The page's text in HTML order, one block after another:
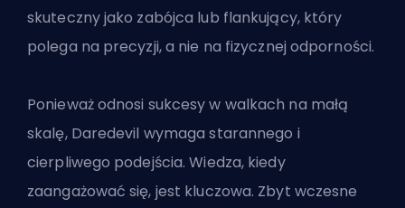
skuteczny jako zabójca lub flankujący, który
polega na precyzji, a nie na fizycznej odporności.
Ponieważ odnosi sukcesy w walkach na małą
skalę, Daredevil wymaga starannego i
cierpliwego podejścia. Wiedza, kiedy
zaangażować się, jest kluczowa. Zbyt wczesne